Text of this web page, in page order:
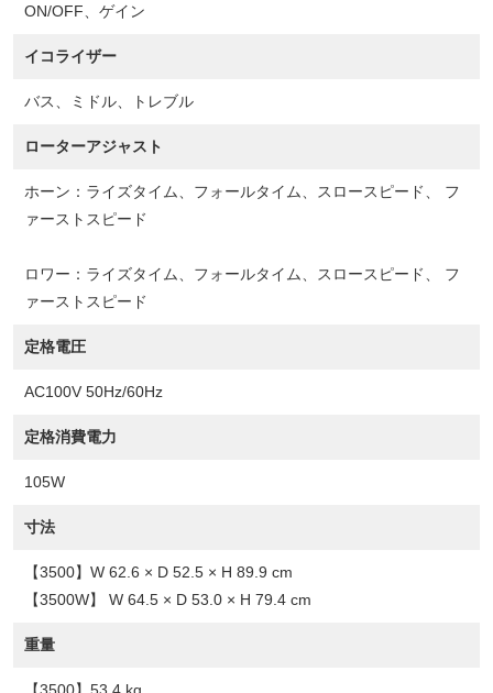
ON/OFF、ゲイン
イコライザー
バス、ミドル、トレブル
ローターアジャスト
ホーン：ライズタイム、フォールタイム、スロースピード、 フ
ァーストスピード
ロワー：ライズタイム、フォールタイム、スロースピード、 フ
ァーストスピード
定格電圧
AC100V 50Hz/60Hz
定格消費電力
105W
寸法
【3500】W 62.6 × D 52.5 × H 89.9 cm
【3500W】 W 64.5 × D 53.0 × H 79.4 cm
重量
【3500】53.4 kg